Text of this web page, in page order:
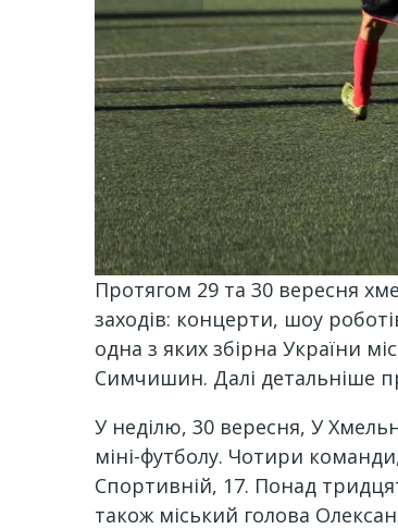
Протягом 29 та 30 вересня
заходів: концерти, шоу
одна з яких збірна України
Симчишин. Далі детальніше
У неділю, 30 вересня, У
міні-футболу. Чотири
Спортивній, 17. Понад
також міський голова